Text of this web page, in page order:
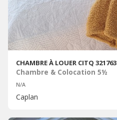
CHAMBRE À LOUER CITQ 321763
Chambre & Colocation 5½
N/A
Caplan